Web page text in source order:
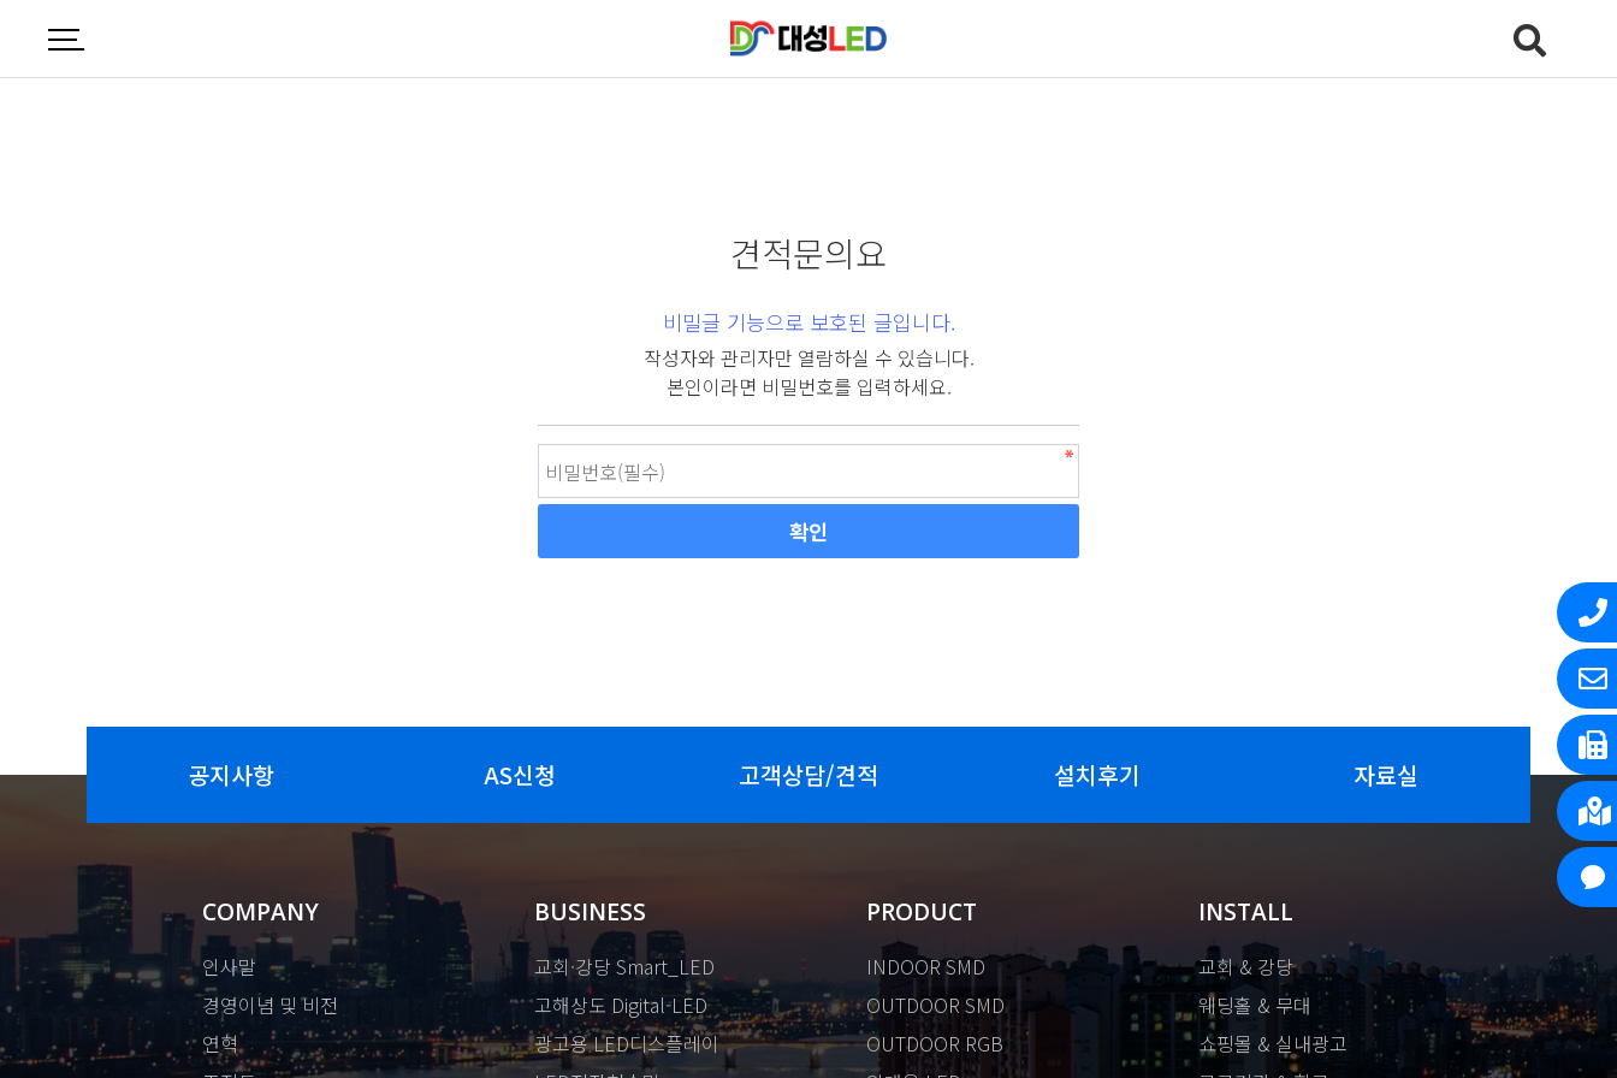
견적문의요
비밀글 기능으로 보호된 글입니다.
작성자와 관리자만 열람하실 수 있습니다.
본인이라면 비밀번호를 입력하세요.
공지사항 AS신청 고객상담/견적 설치후기 자료실
COMPANY
인사말
경영이념 및 비전
연혁
BUSINESS
교회·강당 Smart_LED
고해상도 Digital-LED
광고용 LED디스플레이
PRODUCT
INDOOR SMD
OUTDOOR SMD
OUTDOOR RGB
INSTALL
교회 & 강당
웨딩홀 & 무대
쇼핑몰 & 실내광고